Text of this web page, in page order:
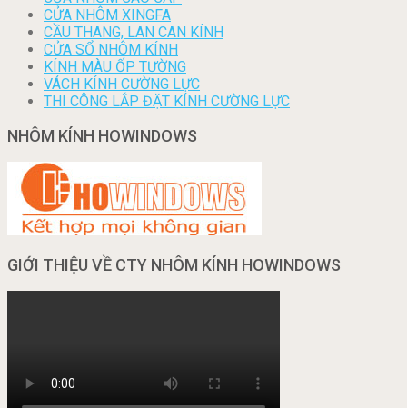
CỬA NHÔM XINGFA
CẦU THANG, LAN CAN KÍNH
CỬA SỔ NHÔM KÍNH
KÍNH MÀU ỐP TƯỜNG
VÁCH KÍNH CƯỜNG LỰC
THI CÔNG LẮP ĐẶT KÍNH CƯỜNG LỰC
NHÔM KÍNH HOWINDOWS
GIỚI THIỆU VỀ CTY NHÔM KÍNH HOWINDOWS